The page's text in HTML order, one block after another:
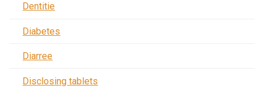
Dentitie
Diabetes
Diarree
Disclosing tablets